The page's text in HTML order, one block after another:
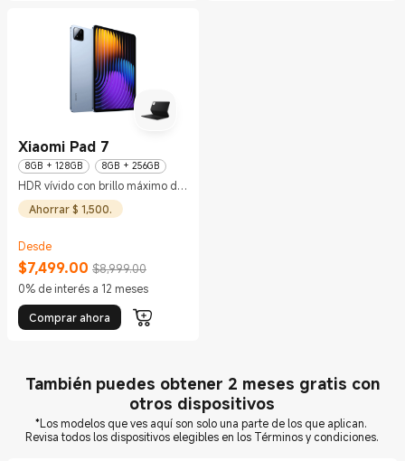
Xiaomi Pad 7
8GB + 128GB 8GB + 256GB
HDR vívido con brillo máximo de
800 nits
Ahorrar $ 1,500.
Desde
$7,499.00
Current Price $7499
$8,999.00
Precio de comercialización $8,999.00
0% de interés a 12 meses
Comprar ahora
También puedes obtener 2 meses gratis con
otros dispositivos
*Los modelos que ves aquí son solo una parte de los que aplican.
Revisa todos los dispositivos elegibles en los Términos y condiciones.